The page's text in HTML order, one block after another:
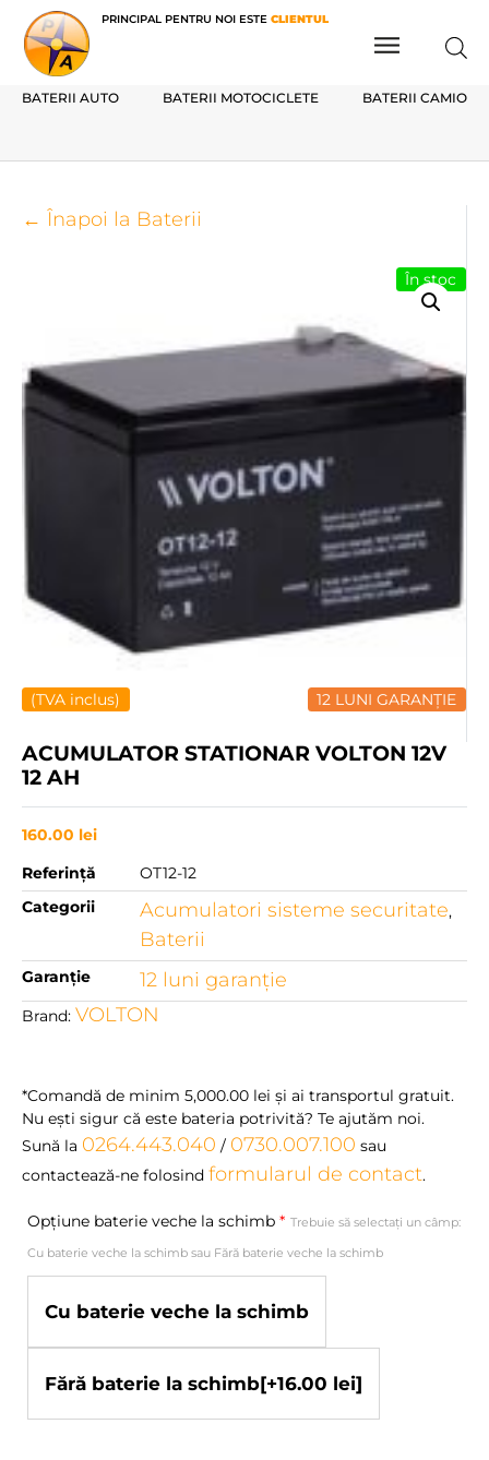
PRINCIPAL PENTRU NOI ESTE CLIENTUL
BATERII AUTO BATERII MOTOCICLETE BATERII
← Înapoi la Baterii
12 LUNI GARANȚIE
(TVA inclus)
În stoc
ACUMULATOR STATIONAR VOLTON 12V
12 AH
160.00 lei
Referință
OT12-12
Categorii
Acumulatori sisteme securitate,
Baterii
Garanție 12 luni garanţie
Brand: VOLTON
*Comandă de minim 5,000.00 lei şi ai transportul gratuit.
Nu eşti sigur că este bateria potrivită? Te ajutăm noi.
Sună la 0264.443.040 / 0730.007.100 sau
contactează-ne folosind formularul de contact.
Opțiune baterie veche la schimb * Trebuie să selectați un câmp:
Cu baterie veche la schimb sau Fără baterie veche la schimb
Cu baterie veche la schimb
Fără baterie la schimb[+16.00 lei]